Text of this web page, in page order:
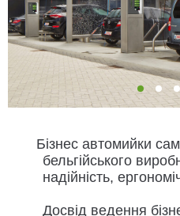
Бізнес автомийки
бельгійського
надійність,
Досвід ведення